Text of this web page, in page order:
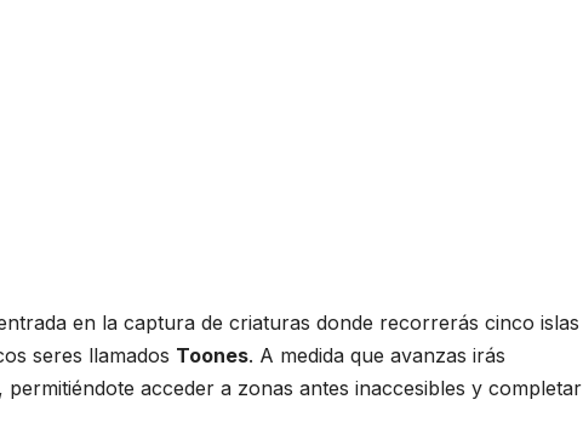
en la captura de criaturas donde recorrerás cinco islas
seres llamados Toones. A medida que avanzas irás
acceder a zonas antes inaccesibles y completar